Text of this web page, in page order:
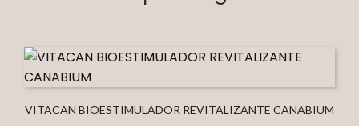
VITACAN BIOESTIMULADOR REVITALIZANTE CANABIUM